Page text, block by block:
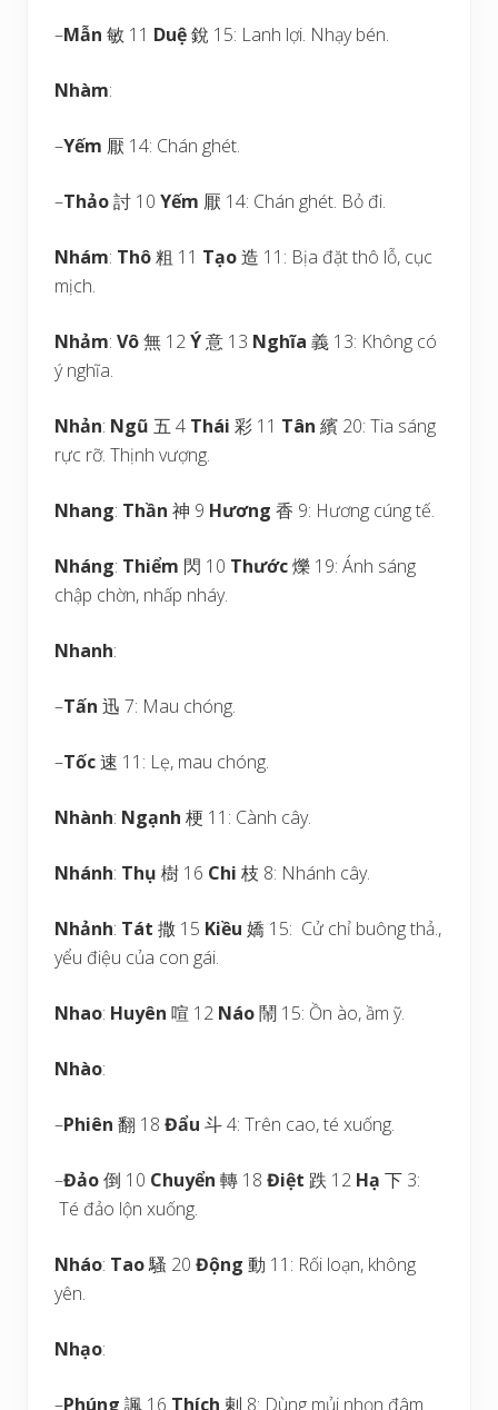
–Mẫn 敏 11 Duệ銳 15: Lanh lợi. Nhạy bén.
Nhàm:
–Yếm 厭 14: Chán ghét.
–Thảo討 10 Yếm 厭 14: Chán ghét. Bỏ đi.
Nhám: Thô粗 11 Tạo造 11: Bịa đặt thô lỗ, cục
mịch.
Nhảm: Vô無 12Ý意 13 Nghĩa 義 13: Không có
ý nghĩa.
Nhản: Ngũ 五 4 Thái 彩 11 Tân 繽 20: Tia sáng
rực rỡ. Thịnh vượng.
Nhang: Thần 神 9 Hương 香 9: Hương cúng tế.
Nháng: Thiểm 閃 10 Thước爍 19: Ánh sáng
chập chờn, nhấp nháy.
Nhanh:
–Tấn 迅 7: Mau chóng.
–Tốc速 11: Lẹ, mau chóng.
Nhành: Ngạnh 梗 11: Cành cây.
Nhánh: Thụ 樹 16 Chi 枝 8: Nhánh cây.
Nhảnh: Tát 撒 15 Kiều 嬌 15: Cử chỉ buông thả.,
yểu điệu của con gái.
Nhao: Huyên 喧 12 Náo鬧 15: Ồn ào, ầm ỹ.
Nhào:
–Phiên 翻 18 Đẩu 斗 4: Trên cao, té xuống.
–Đảo倒 10 Chuyển 轉 18 Điệt 跌 12 Hạ 下 3:
Té đảo lộn xuống.
Nháo: Tao騷 20 Động 動 11: Rối loạn, không
yên.
Nhạo:
–Phúng 諷 16 Thích 剌 8: Dùng mủi nhọn đâm